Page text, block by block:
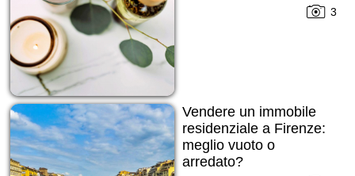
3
Vendere un immobile
residenziale a Firenze:
meglio vuoto o
arredato?